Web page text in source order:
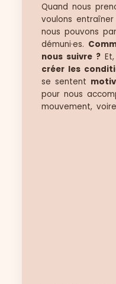
Quand nous
voulons
nous pouvons
démuni·es.
nous suivre ?Et,
créer les
se sentent
pour nous
mouvement,